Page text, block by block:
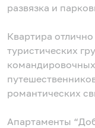
развязка и
Квартира
туристических
романтических
Апартаменты